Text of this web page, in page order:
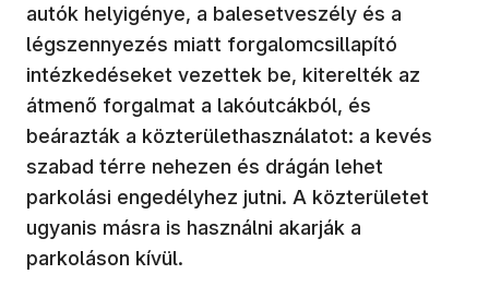
autók helyigénye, a balesetveszély és a
légszennyezés miatt forgalomcsillapító
intézkedéseket vezettek be, kiterelték az
átmenő forgalmat a lakóutcákból, és
beárazták a közterülethasználatot: a kevés
szabad térre nehezen és drágán lehet
parkolási engedélyhez jutni. A közterületet
ugyanis másra is használni akarják a
parkoláson kívül.